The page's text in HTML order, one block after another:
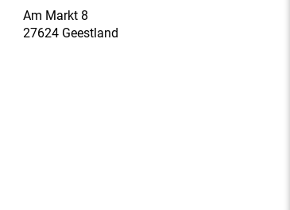
Am Markt 8
27624 Geestland